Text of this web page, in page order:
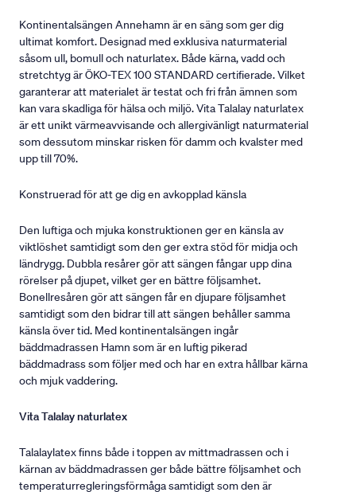
Kontinentalsängen Annehamn är en säng som ger dig
ultimat komfort. Designad med exklusiva naturmaterial
såsom ull, bomull och naturlatex. Både kärna, vadd och
stretchtyg är ÖKO-TEX 100 STANDARD certifierade. Vilket
garanterar att materialet är testat och fri från ämnen som
kan vara skadliga för hälsa och miljö. Vita Talalay naturlatex
är ett unikt värmeavvisande och allergivänligt naturmaterial
som dessutom minskar risken för damm och kvalster med
upp till 70%.
Konstruerad för att ge dig en avkopplad känsla
Den luftiga och mjuka konstruktionen ger en känsla av
viktlöshet samtidigt som den ger extra stöd för midja och
ländrygg. Dubbla resårer gör att sängen fångar upp dina
rörelser på djupet, vilket ger en bättre följsamhet.
Bonellresåren gör att sängen får en djupare följsamhet
samtidigt som den bidrar till att sängen behåller samma
känsla över tid. Med kontinentalsängen ingår
bäddmadrassen Hamn som är en luftig pikerad
bäddmadrass som följer med och har en extra hållbar kärna
och mjuk vaddering.
Vita Talalay naturlatex
Talalaylatex finns både i toppen av mittmadrassen och i
kärnan av bäddmadrassen ger både bättre följsamhet och
temperaturregleringsförmåga samtidigt som den är